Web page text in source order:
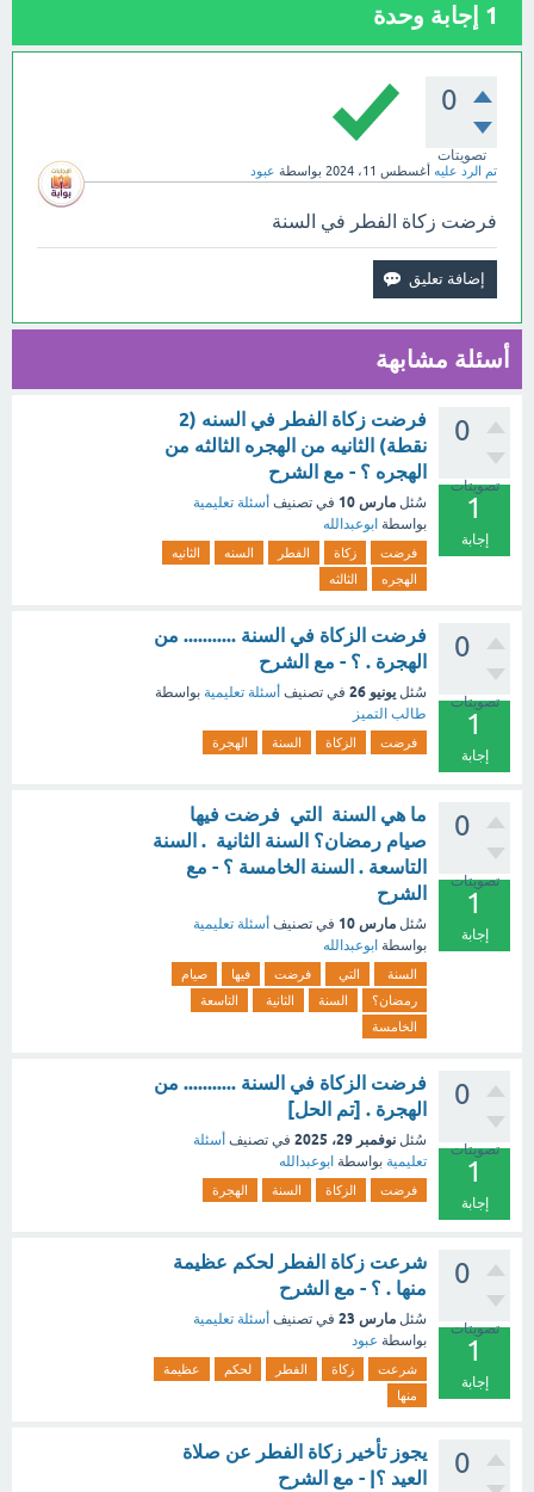
1 إجابة وحدة
0
تصويتات
تم الرد عليه أغسطس 11، 2024 بواسطة عبود
فرضت زكاة الفطر في السنة
أسئلة مشابهة
0
تصويتات
1
إجابة
فرضت زكاة الفطر في السنه (2
نقطة) الثانيه من الهجره الثالثه من
الهجره ؟ - مع الشرح
سُئل مارس 10 في تصنيف أسئلة تعليمية
بواسطة ابوعبدالله
فرضت زكاة الفطر السنه
الثانيه
الهجره
الثالثه
0
تصويتات
1
إجابة
فرضت الزكاة في السنة ........... من
الهجرة . ؟ - مع الشرح
سُئل يونيو 26 في تصنيف أسئلة تعليمية بواسطة
طالب التميز
فرضت الزكاة السنة الهجرة
0
تصويتات
1
إجابة
ما هي السنة التي فرضت فيها
صيام رمضان؟ السنة الثانية . السنة
التاسعة . السنة الخامسة ؟ - مع
الشرح
سُئل مارس 10 في تصنيف أسئلة تعليمية
بواسطة ابوعبدالله
السنة التي فرضت فيها
صيام
رمضان؟
السنة الثانية
التاسعة
الخامسة
0
تصويتات
1
إجابة
فرضت الزكاة في السنة ........... من
الهجرة . [تم الحل]
سُئل نوفمبر 29، 2025 في تصنيف أسئلة
تعليمية بواسطة ابوعبدالله
فرضت الزكاة السنة الهجرة
0
تصويتات
1
إجابة
شرعت زكاة الفطر لحكم عظيمة
منها . ؟ - مع الشرح
سُئل مارس 23 في تصنيف أسئلة تعليمية
بواسطة عبود
شرعت زكاة الفطر لحكم
عظيمة
منها
0
يجوز تأخير زكاة الفطر عن صلاة
العيد ؟| - مع الشرح